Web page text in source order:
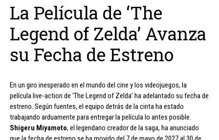
La Película de ‘The
Legend of Zelda’ Avanza
su Fecha de Estreno
En un giro inesperado en el mundo del cine y los videojuegos, la
película live-action de ‘The Legend of Zelda’ ha adelantado su fecha de
estreno. Según fuentes, el equipo detrás de la cinta ha estado
trabajando arduamente para entregar la película lo antes posible.
Shigeru Miyamoto, el legendario creador de la saga, ha anunciado